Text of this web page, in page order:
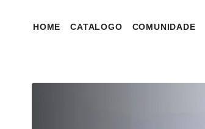
HOME CATALOGO COMUNIDADE